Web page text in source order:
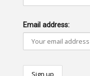
Email address: